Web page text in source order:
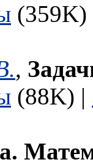
,
(88K) |